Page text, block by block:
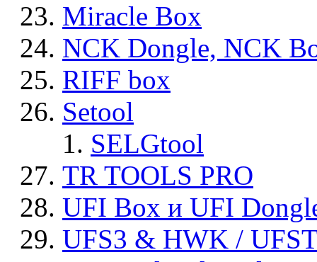
Miracle Box
NCK Dongle, NCK
RIFF box
Setool
SELGtool
TR TOOLS PRO
UFI Box и UFI
UFS3 & HWK /